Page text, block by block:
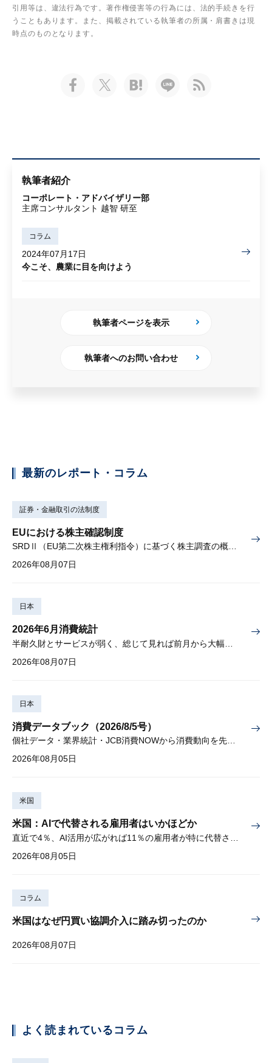
引用等は、違法行為です。著作権侵害等の行為には、法的手続きを行
うこともあります。また、掲載されている執筆者の所属・肩書きは現
時点のものとなります。
執筆者紹介
コーポレート・アドバイザリー部
主席コンサルタント 越智 研至
コラム
2024年07月17日
今こそ、農業に目を向けよう
執筆者ページを表示
執筆者へのお問い合わせ
最新のレポート・コラム
証券・金融取引の法制度
EUにおける株主確認制度
SRDⅡ（EU第二次株主権利指令）に基づく株主調査の概要と課題
2026年08月07日
日本
2026年6月消費統計
2026年08月07日
日本
消費データブック（2026/8/5号）
個社データ・業界統計・JCB消費NOWから消費動向を先取り
2026年08月05日
米国
米国：AIで代替される雇用者はいかほどか
2026年08月05日
コラム
米国はなぜ円買い協調介入に踏み切ったのか
2026年08月07日
よく読まれているコラム